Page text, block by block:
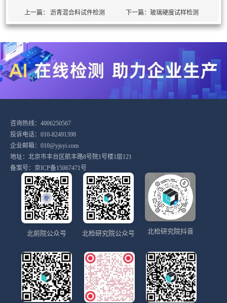
上一篇：沥青混合料试件检测 下一篇：玻璃硬度试样检测
咨询热线：4006250567
投诉电话：010-82491398
企业邮箱：010@yjsyi.com
地址：北京市丰台区航丰路8号院1号楼1层121
备案号： 京ICP备15067471号
北前院公众号 北检研究院公众号 北检研究院抖音